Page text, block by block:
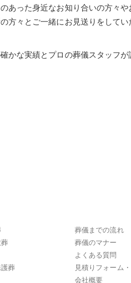
あった身近なお知り合いの方々
方々とご一緒にお見送りをして
かな実績とプロの葬儀スタッフ
葬
葬儀までの流れ
葬儀のマナー
よくある質問
見積りフォーム
会社概要